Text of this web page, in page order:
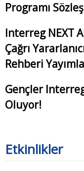
Programı
Interreg NEXT
Çağrı
Rehberi
Gençler
Oluyor!
Etkinlikler